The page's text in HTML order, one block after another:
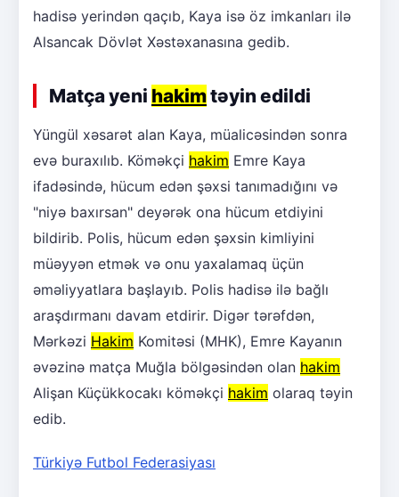
hadisə yerindən qaçıb, Kaya isə öz imkanları ilə
Alsancak Dövlət Xəstəxanasına gedib.
Matça yeni hakimtəyin edildi
Yüngül xəsarət alan Kaya, müalicəsindən sonra
evə buraxılıb. Köməkçi hakim Emre Kaya
ifadəsində, hücum edən şəxsi tanımadığını və
"niyə baxırsan" deyərək ona hücum etdiyini
bildirib. Polis, hücum edən şəxsin kimliyini
müəyyən etmək və onu yaxalamaq üçün
əməliyyatlara başlayıb. Polis hadisə ilə bağlı
araşdırmanı davam etdirir. Digər tərəfdən,
Mərkəzi Hakim Komitəsi (MHK), Emre Kayanın
əvəzinə matça Muğla bölgəsindən olan hakim
Alişan Küçükkocakı köməkçi hakim olaraq təyin
edib.
Türkiyə Futbol Federasiyası